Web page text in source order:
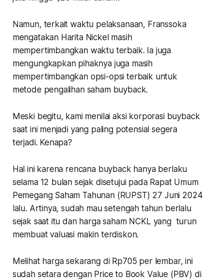
Namun, terkait waktu pelaksanaan, Franssoka
mengatakan Harita Nickel masih
mempertimbangkan waktu terbaik. Ia juga
mengungkapkan pihaknya juga masih
mempertimbangkan opsi-opsi terbaik untuk
metode pengalihan saham buyback.
Meski begitu, kami menilai aksi korporasi buyback
saat ini menjadi yang paling potensial segera
terjadi. Kenapa?
Hal ini karena rencana buyback hanya berlaku
selama 12 bulan sejak disetujui pada Rapat Umum
Pemegang Saham Tahunan (RUPST) 27 Juni 2024
lalu. Artinya, sudah mau setengah tahun berlalu
sejak saat itu dan harga saham NCKL yang turun
membuat valuasi makin terdiskon.
Melihat harga sekarang di Rp705 per lembar, ini
sudah setara dengan Price to Book Value (PBV) di